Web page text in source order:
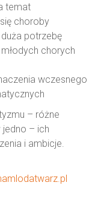
temat
choroby
potrzebę
chorych
wczesnego
– różne
jedno – ich
i ambicje.